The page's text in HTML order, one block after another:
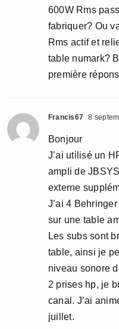
600W Rms
fabriquer? Ou
Rms actif et
table numark?
première
Francis67 8
Bonjour
J’ai utilisé un
ampli de
externe
J’ai 4
sur une table
Les subs sont
table, ainsi je
niveau sonore
2 prises hp, je
canal. J’ai
juillet.